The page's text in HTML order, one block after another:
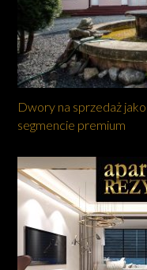
Dwory na sprzedaż
segmencie premium